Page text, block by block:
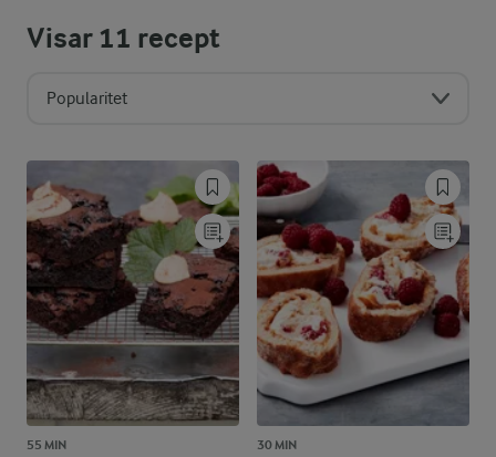
Visar11 recept
Popularitet
55 MIN 30 MIN